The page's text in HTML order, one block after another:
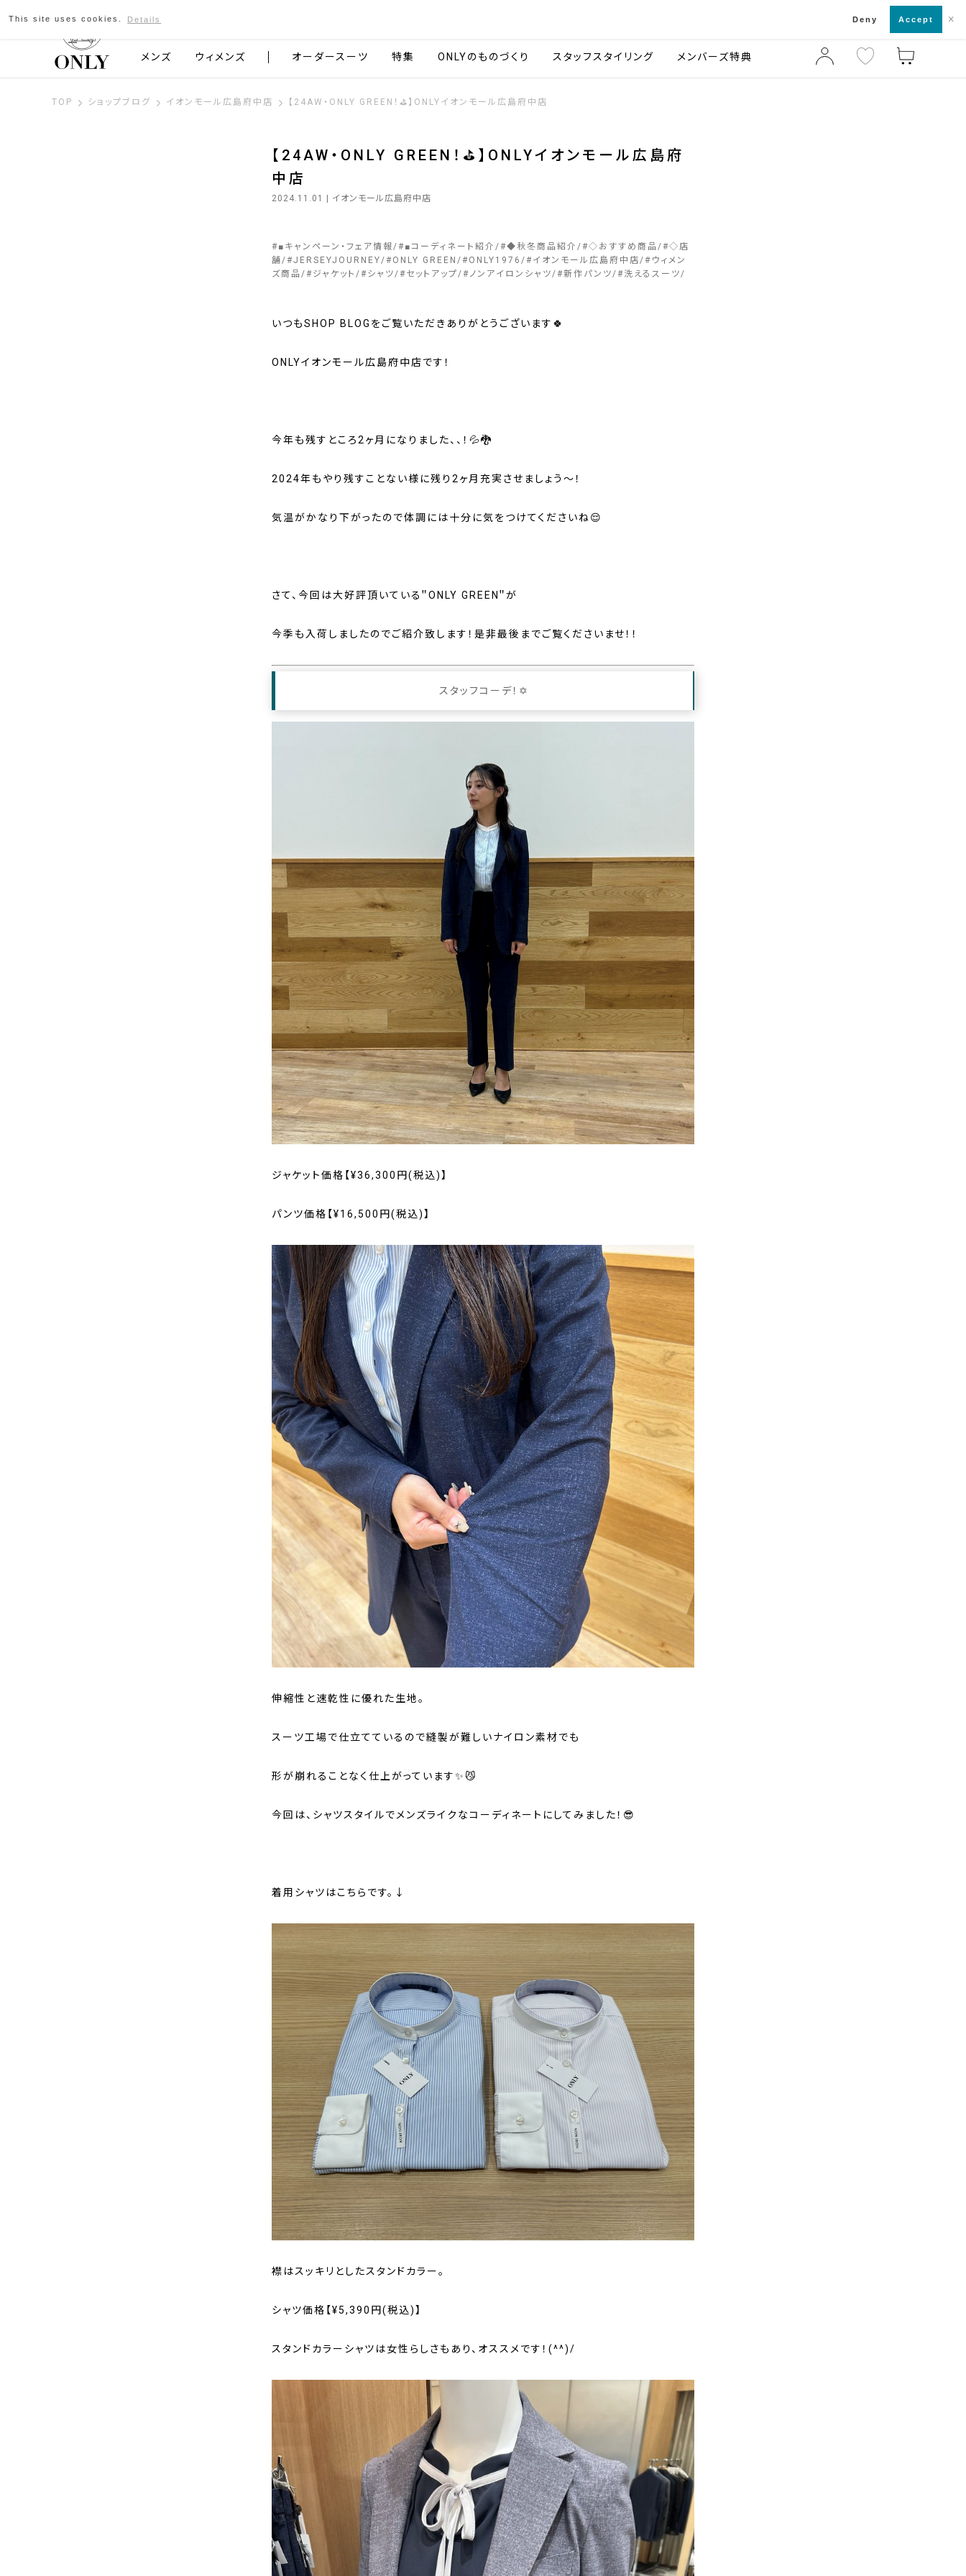
京都発のスーツブランド ONLY 店舗一覧・来店予約
メンズ ウィメンズ オーダースーツ 特集 ONLYのものづくり スタッフスタイリング メンバーズ特典
TOP ショップブログ イオンモール広島府中店 【24AW・ONLY GREEN！⛳】ONLYイオンモール広島府中店
【24AW・ONLY GREEN！⛳】ONLYイオンモール広島府
中店
2024.11.01 | イオンモール広島府中店
#■キャンペーン・フェア情報 #■コーディネート紹介 #◆秋冬商品紹介 #◇おすすめ商品 #◇店
舗
#JERSEYJOURNEY #ONLY GREEN #ONLY1976 #イオンモール広島府中店 # ウィメン
ズ商品
#ジャケット #シャツ #セットアップ #ノンアイロンシャツ #新作パンツ #洗えるスーツ
いつもSHOP BLOGをご覧いただきありがとうございます🍀
ONLYイオンモール広島府中店です！
今年も残すところ2ヶ月になりました、、！💦🐉
2024年もやり残すことない様に残り2ヶ月充実させましょう～！
気温がかなり下がったので体調には十分に気をつけてくださいね😌
さて、今回は大好評頂いている＂ONLY GREEN＂が
今季も入荷しましたのでご紹介致します！是非最後までご覧くださいませ！！
スタッフコーデ！✡
ジャケット価格【¥36,300円(税込)】
パンツ価格【¥16,500円(税込)】
伸縮性と速乾性に優れた生地。
スーツ工場で仕立てているので縫製が難しいナイロン素材でも
形が崩れることなく仕上がっています✨😼
今回は、シャツスタイルでメンズライクなコーディネートにしてみました！😎
着用シャツはこちらです。↓
襟はスッキリとしたスタンドカラー。
シャツ価格【¥5,390円(税込)】
スタンドカラーシャツは女性らしさもあり、オススメです！(^^)/
This site uses cookies. Details Deny Accept ×